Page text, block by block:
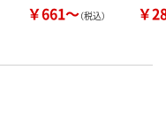
￥661～（税込） ￥